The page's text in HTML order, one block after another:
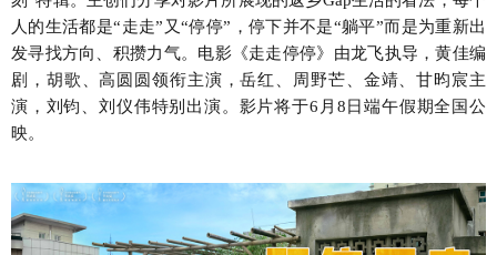
人的生活都是“走走”又“停停”，停下并不是“躺平”而是为重新出
发寻找方向、积攒力气。电影《走走停停》由龙飞执导，黄佳编
剧，胡歌、高圆圆领衔主演，岳红、周野芒、金靖、甘昀宸主
演，刘钧、刘仪伟特别出演。影片将于6 月 8 日端午假期全国公
映。